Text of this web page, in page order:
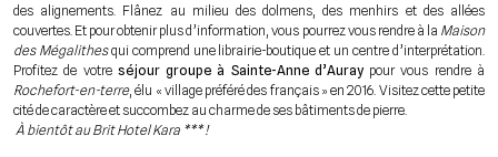
des alignements. Flânez au milieu des dolmens, des menhirs et des allées
couvertes. Et pour obtenir plus d’information, vous pourrez vous rendre à la Maison
des Mégalithesqui comprend une librairie-boutique et un centre d’interprétation.
Profitez de votre séjour groupe à Sainte-Anne d’Auraypour vous rendre à
Rochefort-en-terre, élu « village préféré des français » en 2016. Visitez cette petite
cité de caractère et succombez au charme de ses bâtiments de pierre.
À bientôt au Brit Hotel Kara *** !